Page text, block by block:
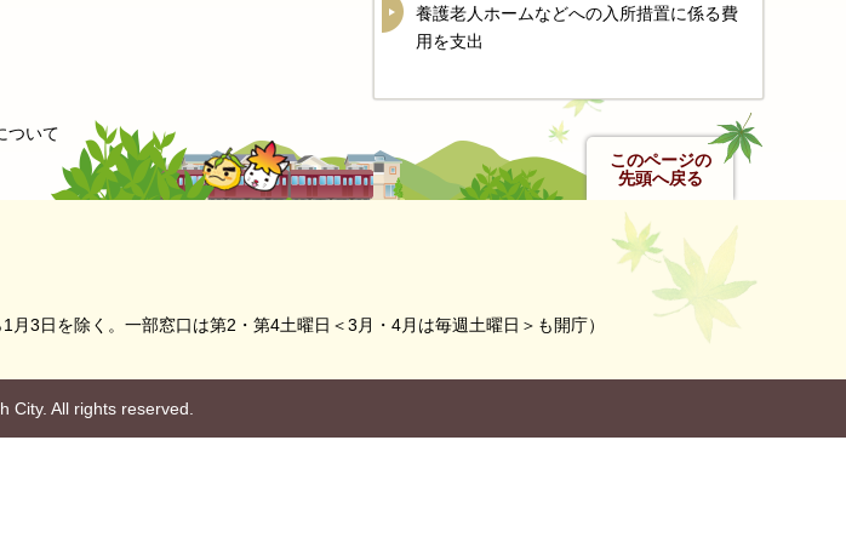
養護老人ホームなどへの入所措置に係る費
用を支出
このページの
先頭へ戻る
ついて
月3日を除く。 一部窓口は第2・第4土曜日＜3月・4月は毎週土曜日＞も開庁）
City. All rights reserved.